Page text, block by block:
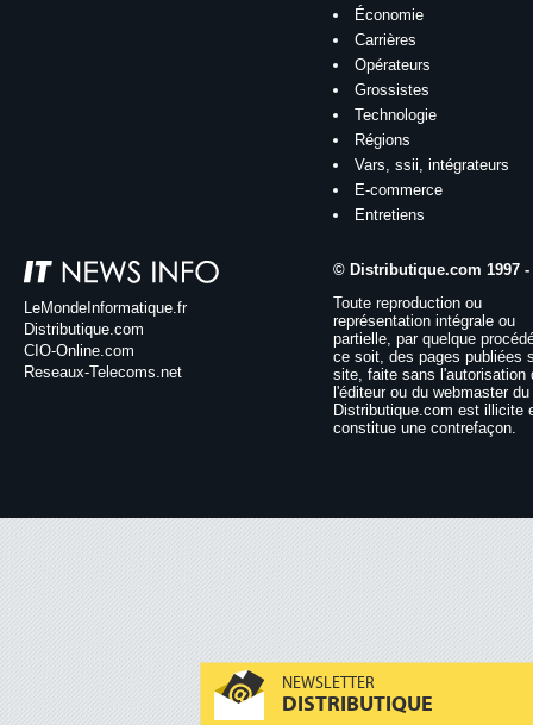
NEWSLETTER
DISTRIBUTIQUE
Économie
Carrières
Opérateurs
Grossistes
Technologie
Régions
Vars, ssii, intégrateurs
E-commerce
Entretiens
LeMondeInformatique.fr
Distributique.com
CIO-Online.com
Reseaux-Telecoms.net
© Distributique.com 1997 -
Toute reproduction ou
représentation intégrale ou
partielle, par quelque
ce soit, des pages publiées
site, faite sans l'autorisation
l'éditeur ou du webmaster
Distributique.com est illicite
constitue une contrefaçon.